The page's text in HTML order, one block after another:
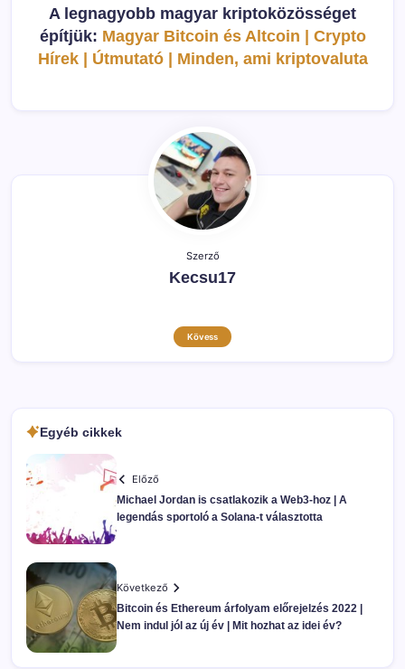
A legnagyobb magyar kriptoközösséget
építjük: Magyar Bitcoin és Altcoin | Crypto
Hírek | Útmutató | Minden, ami kriptovaluta
Szerző
Kecsu17
Kövess
Egyéb cikkek
Előző
Michael Jordan is csatlakozik a Web3-hoz | A
legendás sportoló a Solana-t választotta
Következő
Bitcoin és Ethereum árfolyam előrejelzés 2022 |
Nem indul jól az új év | Mit hozhat az idei év?